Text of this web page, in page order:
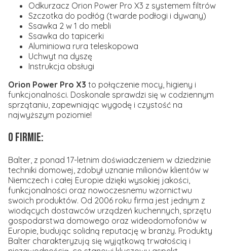
Odkurzacz Orion Power Pro X3 z systemem filtrów
Szczotka do podłóg (twarde podłogi i dywany)
Ssawka 2 w 1 do mebli
Ssawka do tapicerki
Aluminiowa rura teleskopowa
Uchwyt na dyszę
Instrukcja obsługi
Orion Power Pro X3 to połączenie mocy, higieny i
funkcjonalności. Doskonale sprawdzi się w codziennym
sprzątaniu, zapewniając wygodę i czystość na
najwyższym poziomie!
O firmie:
Balter, z ponad 17-letnim doświadczeniem w dziedzinie
techniki domowej, zdobył uznanie milionów klientów w
Niemczech i całej Europie dzięki wysokiej jakości,
funkcjonalności oraz nowoczesnemu wzornictwu
swoich produktów. Od 2006 roku firma jest jednym z
wiodących dostawców urządzeń kuchennych, sprzętu
gospodarstwa domowego oraz wideodomofonów w
Europie, budując solidną reputację w branży. Produkty
Balter charakteryzują się wyjątkową trwałością i